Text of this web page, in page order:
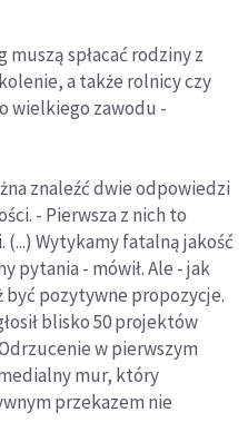
muszą spłacać rodziny z
a także rolnicy czy
wielkiego zawodu -
znaleźć dwie odpowiedzi
- Pierwsza z nich to
(...) Wytykamy fatalną jakość
pytania - mówił. Ale - jak
być pozytywne propozycje.
blisko 50 projektów
w pierwszym
mur, który
przekazem nie